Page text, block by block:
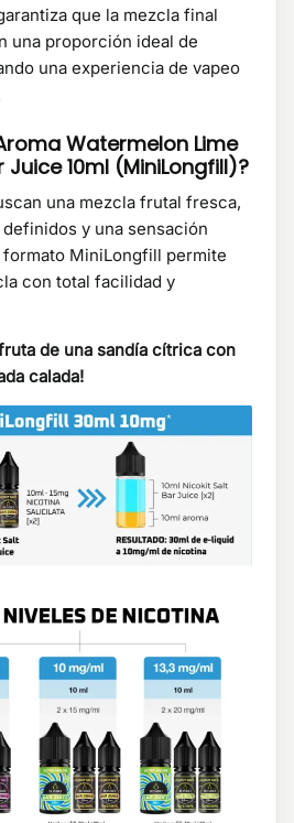
que la mezcla final
una proporción ideal de
una experiencia de vapeo
Watermelon Lime
10ml (MiniLongfill)?
una mezcla frutal fresca,
y una sensación
formato MiniLongfill permite
con total facilidad y
de una sandía cítrica con
calada!